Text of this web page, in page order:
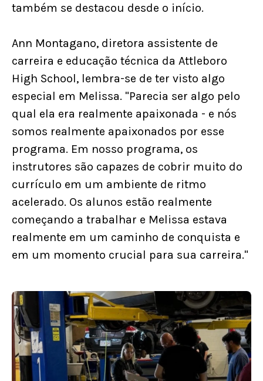
também se destacou desde o início.
Ann Montagano, diretora assistente de
carreira e educação técnica da Attleboro
High School, lembra-se de ter visto algo
especial em Melissa. "Parecia ser algo pelo
qual ela era realmente apaixonada - e nós
somos realmente apaixonados por esse
programa. Em nosso programa, os
instrutores são capazes de cobrir muito do
currículo em um ambiente de ritmo
acelerado. Os alunos estão realmente
começando a trabalhar e Melissa estava
realmente em um caminho de conquista e
em um momento crucial para sua carreira."